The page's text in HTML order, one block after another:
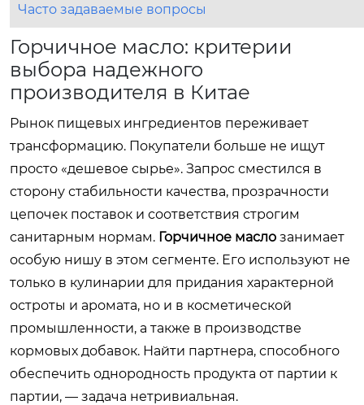
Часто задаваемые вопросы
Горчичное масло: критерии
выбора надежного
производителя в Китае
Рынок пищевых ингредиентов переживает
трансформацию. Покупатели больше не ищут
просто «дешевое сырье». Запрос сместился в
сторону стабильности качества, прозрачности
цепочек поставок и соответствия строгим
санитарным нормам. Горчичное масло занимает
особую нишу в этом сегменте. Его используют не
только в кулинарии для придания характерной
остроты и аромата, но и в косметической
промышленности, а также в производстве
кормовых добавок. Найти партнера, способного
обеспечить однородность продукта от партии к
партии, — задача нетривиальная.